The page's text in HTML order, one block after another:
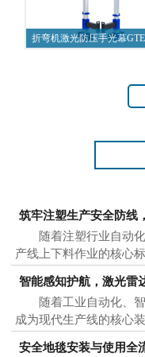
折弯机激光防压手光幕
筑牢注塑生产安全防线
随着注塑行业自动化
产线上下料作业的核心
智能感知护航，激光雷
随着工业自动化、智
成为现代生产线的核心
安全地毯安装与使用全